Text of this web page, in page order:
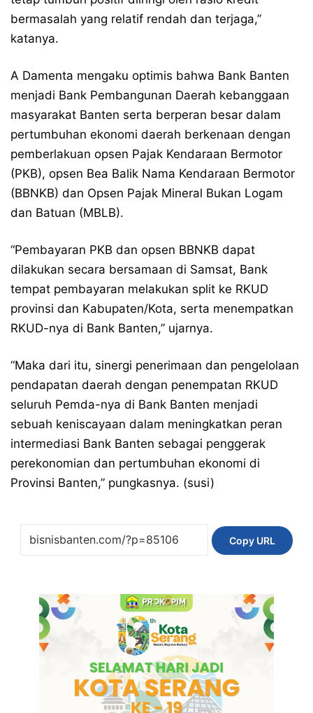
bermasalah yang relatif rendah dan terjaga,”
katanya.
A Damenta mengaku optimis bahwa Bank Banten
menjadi Bank Pembangunan Daerah kebanggaan
masyarakat Banten serta berperan besar dalam
pertumbuhan ekonomi daerah berkenaan dengan
pemberlakuan opsen Pajak Kendaraan Bermotor
(PKB), opsen Bea Balik Nama Kendaraan Bermotor
(BBNKB) dan Opsen Pajak Mineral Bukan Logam
dan Batuan (MBLB).
“Pembayaran PKB dan opsen BBNKB dapat
dilakukan secara bersamaan di Samsat, Bank
tempat pembayaran melakukan split ke RKUD
provinsi dan Kabupaten/Kota, serta menempatkan
RKUD-nya di Bank Banten,” ujarnya.
“Maka dari itu, sinergi penerimaan dan pengelolaan
pendapatan daerah dengan penempatan RKUD
seluruh Pemda-nya di Bank Banten menjadi
sebuah keniscayaan dalam meningkatkan peran
intermediasi Bank Banten sebagai penggerak
perekonomian dan pertumbuhan ekonomi di
Provinsi Banten,” pungkasnya. (susi)
Copy URL